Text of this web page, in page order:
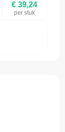
€ 39,24
per stuk